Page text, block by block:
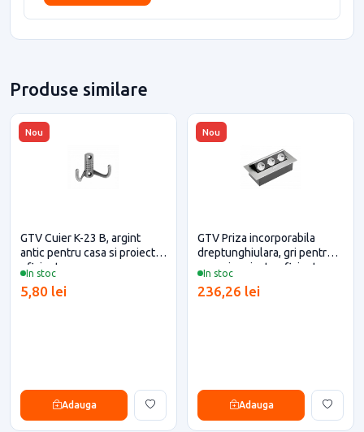
Produse similare
Nou
In stoc
GTV Cuier K-23 B, argint
antic pentru casa si proiecte
eficiente
5,80 lei
Adauga
Nou
In stoc
GTV Priza incorporabila
dreptunghiulara, gri pentru
casa si proiecte eficiente
236,26 lei
Adauga